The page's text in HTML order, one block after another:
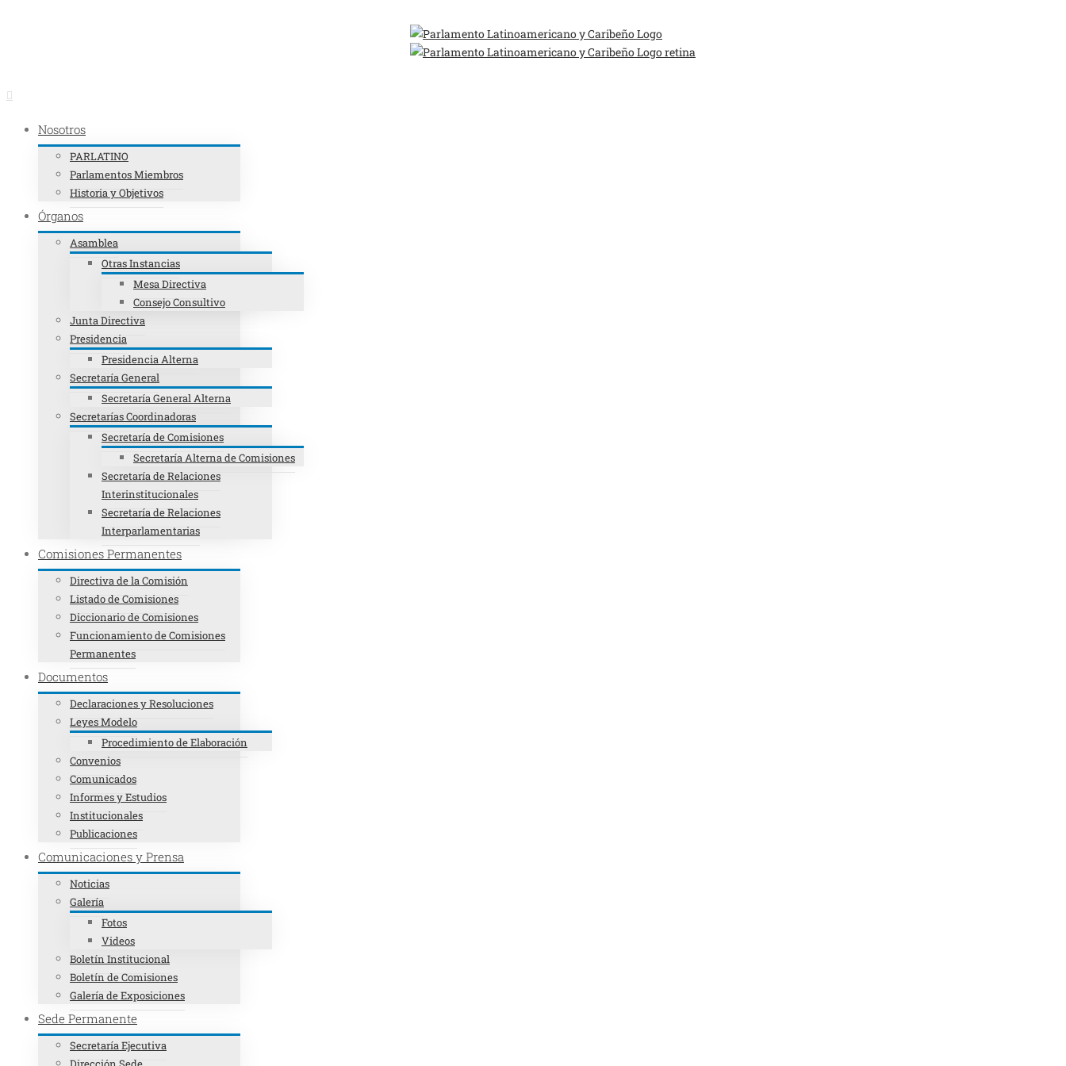
Nosotros
PARLATINO
Parlamentos Miembros
Historia y Objetivos
Órganos
Asamblea
Otras Instancias
Mesa Directiva
Consejo Consultivo
Junta Directiva
Presidencia
Presidencia Alterna
Secretaría General
Secretaría General Alterna
Secretarías Coordinadoras
Secretaría de Comisiones
Secretaría Alterna de Comisiones
Secretaría de Relaciones
Interinstitucionales
Secretaría de Relaciones
Interparlamentarias
Comisiones Permanentes
Directiva de la Comisión
Listado de Comisiones
Diccionario de Comisiones
Funcionamiento de Comisiones
Permanentes
Documentos
Declaraciones y Resoluciones
Leyes Modelo
Procedimiento de Elaboración
Convenios
Comunicados
Informes y Estudios
Institucionales
Publicaciones
Comunicaciones y Prensa
Noticias
Galería
Fotos
Videos
Boletín Institucional
Boletín de Comisiones
Galería de Exposiciones
Sede Permanente
Secretaría Ejecutiva